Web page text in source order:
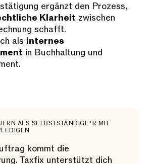
ergänzt den Prozess,
Klarheit zwischen
schafft.
als internes
in Buchhaltung und
ALS SELBSTSTÄNDIGE*R MIT
kommt die
Taxfix unterstützt dich